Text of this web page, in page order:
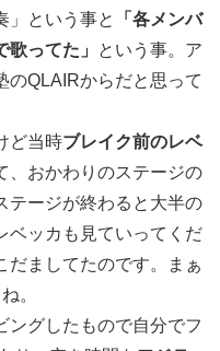
」という事と
「各メンバ
ってた」
という事。ア
のQLAIRからだと思って
ど当時ブレイク前のレベ
、おかわりのステージの
テージが終わると大半の
ベッカも見ていってくだ
だましてたのです。まぁ
。
ングしたもので自分でフ